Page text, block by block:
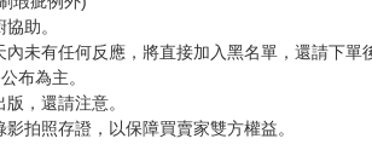
才請下標，下標後視同完全同意】
務，請另尋其他店家，謝謝。